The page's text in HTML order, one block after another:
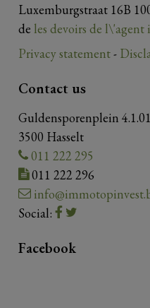
Luxemburgstraat 16B
de les devoirs de
Privacy statement-
Contact us
Guldensporenplein 4.1.01
3500 Hasselt
011 222 295
011 222 296
Social:
Facebook